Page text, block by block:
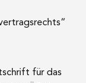
für das